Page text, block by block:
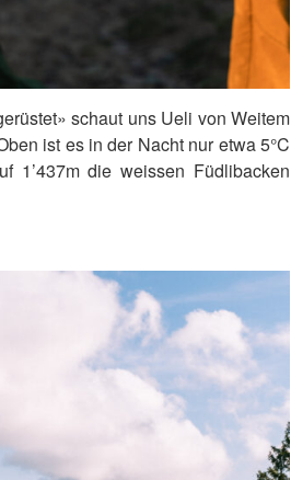
schaut uns Ueli von Weitem
ist es in der Nacht nur etwa 5°C
1’437m die weissen Füdlibacken